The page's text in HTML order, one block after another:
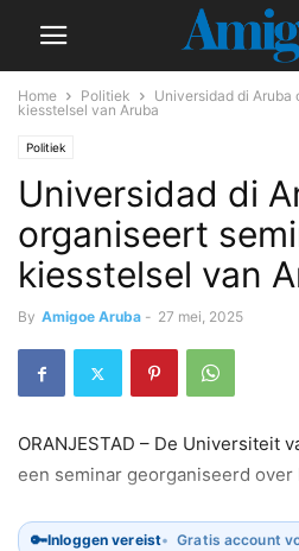
Home Politiek
Universidad di Aruba
kiesstelsel van Aruba
Politiek
Universidad di
organiseert
kiesstelsel van
By Amigoe Aruba - 27 mei, 2025
ORANJESTAD – De Universiteit
een seminar georganiseerd
🔑Inloggen vereist Gratis account